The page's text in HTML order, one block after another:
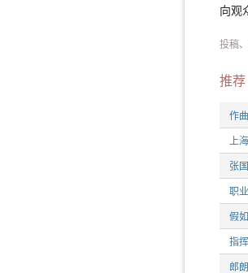
向观
投稿
推荐
作
上
张
职
假
指
郎